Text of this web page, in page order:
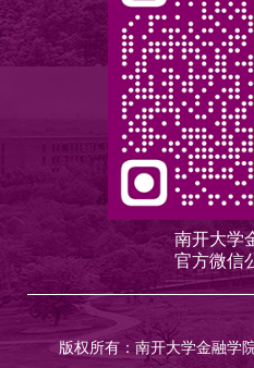
南开大学
官方微信
版权所有：南开大学金融学